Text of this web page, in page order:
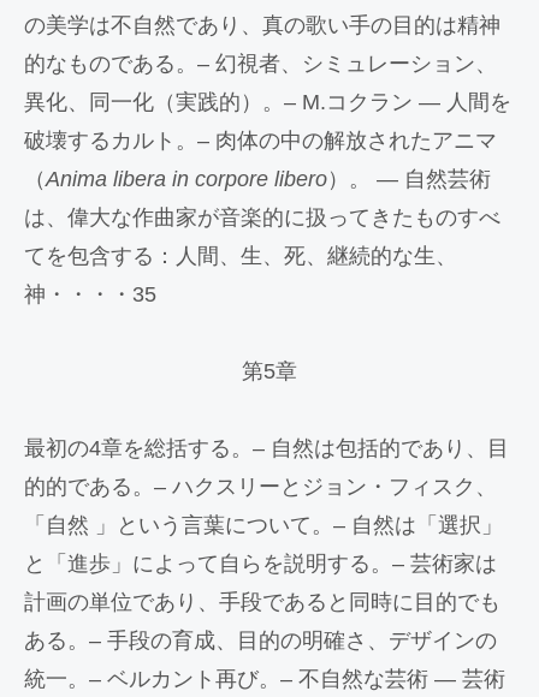
の美学は不自然であり、真の歌い手の目的は精神
的なものである。– 幻視者、シミュレーション、
異化、同一化（実践的）。– M.コクラン — 人間を
破壊するカルト。– 肉体の中の解放されたアニマ
（Anima libera in corpore libero）。 — 自然芸術
は、偉大な作曲家が音楽的に扱ってきたものすべ
てを包含する：人間、生、死、継続的な生、
神・・・・35
第5章
最初の4章を総括する。– 自然は包括的であり、目
的的である。– ハクスリーとジョン・フィスク、
「自然 」という言葉について。– 自然は「選択」
と「進歩」によって自らを説明する。– 芸術家は
計画の単位であり、手段であると同時に目的でも
ある。– 手段の育成、目的の明確さ、デザインの
統一。– ベルカント再び。– 不自然な芸術 — 芸術